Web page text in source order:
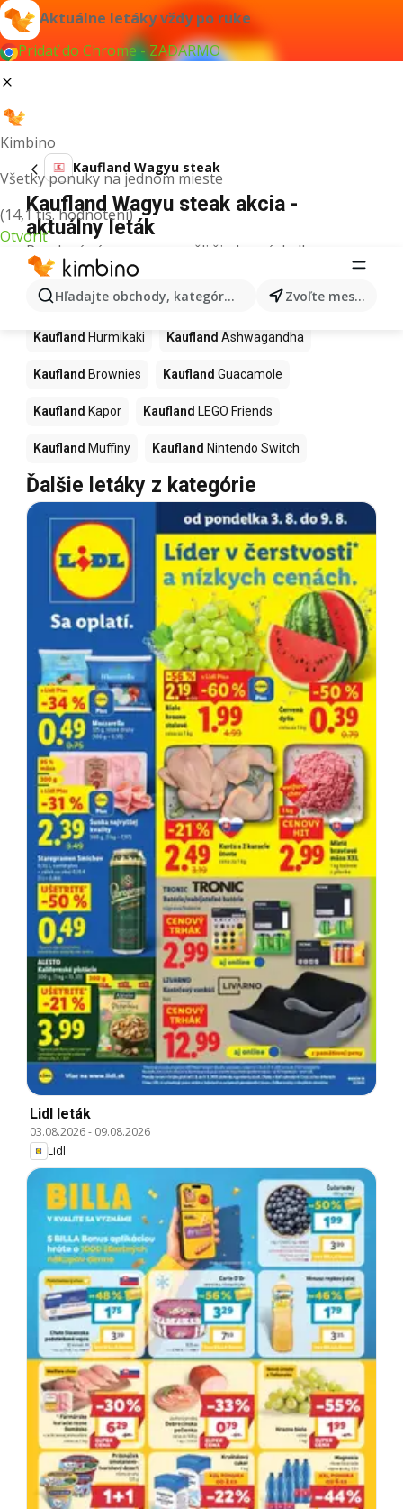
Aktuálne letáky vždy po ruke
Pridať do Chrome - ZADARMO
Kimbino
Všetky ponuky na jednom mieste
(14,1 tis. hodnotení)
Otvoriť
Hľadajte obchody, kategórie, produkty... Zvoľte mesto
Kaufland Wagyu steak
Kaufland Wagyu steak akcia -
aktuálny leták
Pre daný výraz sme nenašli žiadne výsledky.
Ďalšie produkty v obchodoch
Kaufland
Kaufland Hurmikaki Kaufland Ashwagandha
Kaufland Brownies Kaufland Guacamole
Kaufland Kapor Kaufland LEGO Friends
Kaufland Muffiny Kaufland Nintendo Switch
Ďalšie letáky z kategórie
Lidl leták
03.08.2026- 09.08.2026
Lidl